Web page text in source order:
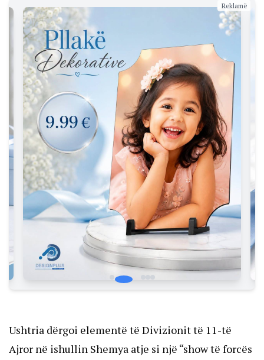
Reklamë
Ushtria dërgoi elementë të Divizionit të 11-të
Ajror në ishullin Shemya atje si një “show të forcës